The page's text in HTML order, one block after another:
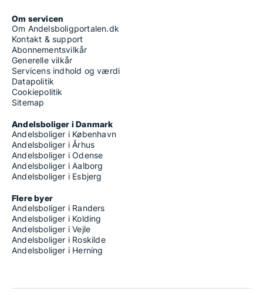
Om servicen
Om Andelsboligportalen.dk
Kontakt & support
Abonnementsvilkår
Generelle vilkår
Servicens indhold og værdi
Datapolitik
Cookiepolitik
Sitemap
Andelsboliger i Danmark
Andelsboliger i København
Andelsboliger i Århus
Andelsboliger i Odense
Andelsboliger i Aalborg
Andelsboliger i Esbjerg
Flere byer
Andelsboliger i Randers
Andelsboliger i Kolding
Andelsboliger i Vejle
Andelsboliger i Roskilde
Andelsboliger i Herning